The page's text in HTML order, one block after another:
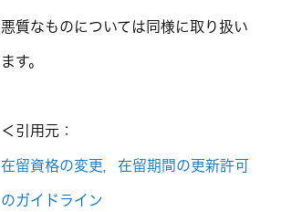
悪質なものについては同様に取り扱い
ます。
＜引用元：
在留資格の変更，在留期間の更新許可
のガイドライン